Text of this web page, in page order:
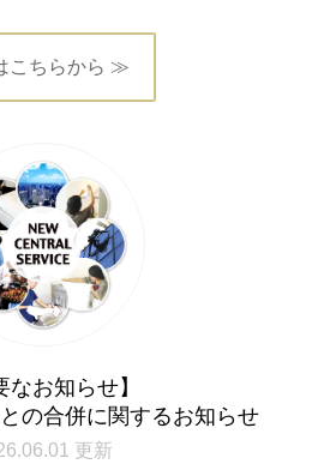
こちらから ≫
なお知らせ】
の合併に関するお知らせ
更新